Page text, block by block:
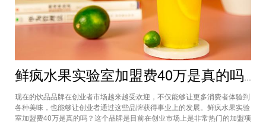
鲜疯水果实验室加盟费40万是真的吗？根本没有传言中那么多！
现在的饮品品牌在创业者市场越来越受欢迎，不仅能够让更多消费者体验到
各种美味，也能够让创业者通过这些品牌获得事业上的发展。鲜疯水果实验
室加盟费40万是真的吗？这个品牌是目前在创业市场上是非常热门的加盟项